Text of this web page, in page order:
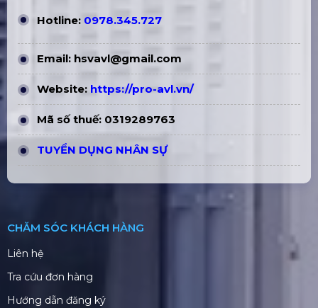
Hotline: 0978.345.727
Email: hsvavl@gmail.com
Website: https://pro-avl.vn/
Mã số thuế: 0319289763
TUYỂN DỤNG NHÂN SỰ
CHĂM SÓC KHÁCH HÀNG
Liên hệ
Tra cứu đơn hàng
Hướng dẫn đăng ký